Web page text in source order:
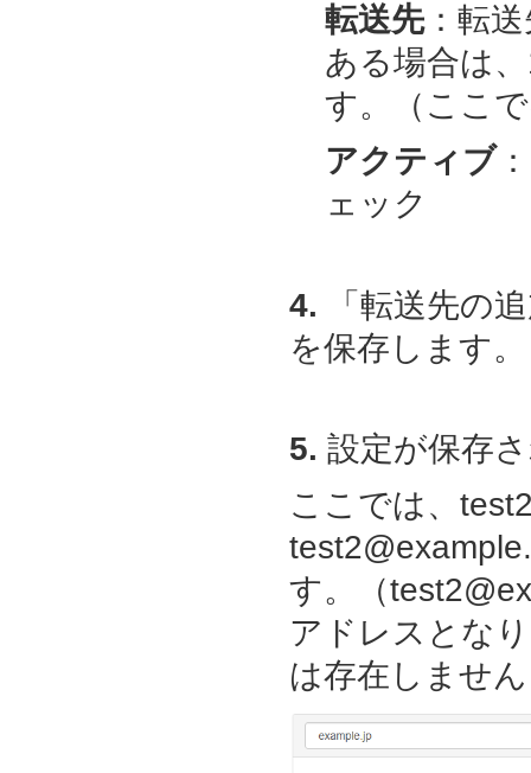
転送先： 転
ある場合は
す。（ここ
アクティブ
ェック
4. 「転送先の
を保存します。
5. 設定が保存
ここでは、
す。（
アドレスとな
は存在しません